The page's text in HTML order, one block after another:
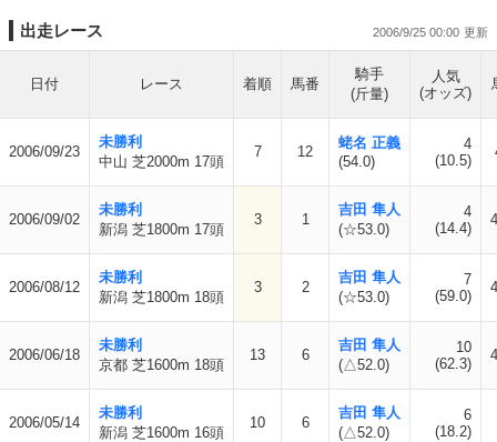
出走レース 2006/9/25 00:00
日付 レース 着順 馬番
騎手
(斤量)
人気
(オッズ)
2006/09/23
未勝利
中山 芝2000m 17頭
7 12
蛯名 正義
(54.0)
4
(10.5)
2006/09/02
未勝利
新潟 芝1800m 17頭
3 1
吉田 隼人
(☆53.0)
4
(14.4)
2006/08/12
未勝利
新潟 芝1800m 18頭
3 2
吉田 隼人
(☆53.0)
7
(59.0)
2006/06/18
未勝利
京都 芝1600m 18頭
13 6
吉田 隼人
(△52.0)
10
(62.3)
2006/05/14
未勝利
新潟 芝1600m 16頭
10 6
吉田 隼人
(△52.0)
6
(18.2)